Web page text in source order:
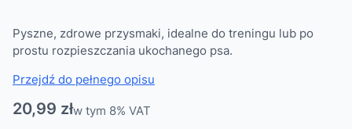
Pyszne, zdrowe przysmaki, idealne do treningu lub po
prostu rozpieszczania ukochanego psa.
Przejdź do pełnego opisu
Cena
20,99 złw tym 8% VAT
w tym 8% VAT